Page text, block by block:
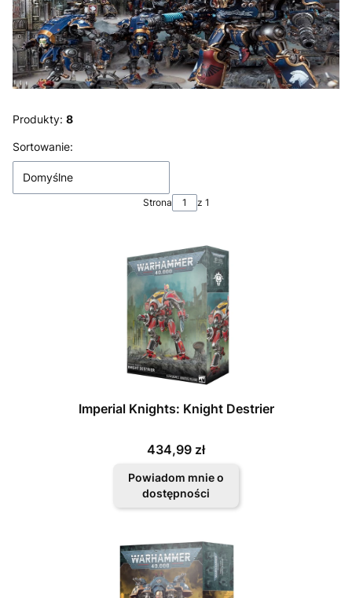
Produkty: 8
Lista produktów
Sortowanie:
Domyślne
Strona z 1
Imperial Knights: Knight Destrier
Cena
434,99 zł
Powiadom mnie o
dostępności